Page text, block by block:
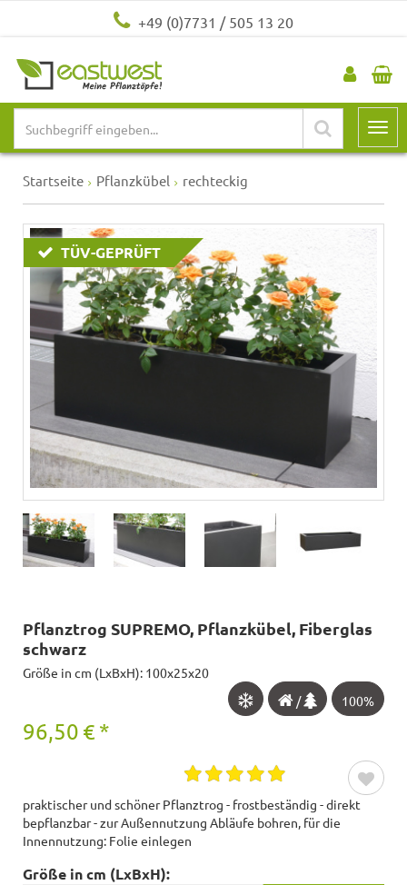
+49 (0)7731 / 505 13 20
Startseite Pflanzkübel rechteckig
TÜV-GEPRÜFT
Pflanztrog SUPREMO, Pflanzkübel, Fiberglas
schwarz
Größe in cm (LxBxH): 100x25x20
100%
/
96,50 € *
praktischer und schöner Pflanztrog - frostbeständig - direkt
bepflanzbar - zur Außennutzung Abläufe bohren, für die
Innennutzung: Folie einlegen
Größe in cm (LxBxH):